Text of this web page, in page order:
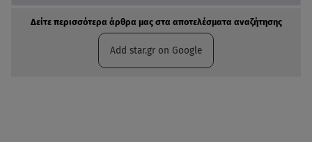
Δείτε περισσότερα άρθρα μας στα αποτελέσματα αναζήτησης
Add star.gr on Google